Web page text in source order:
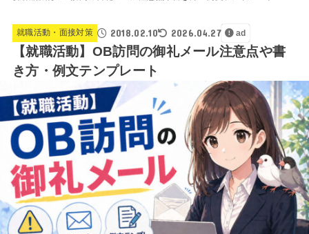
就職活動・面接対策 2018.02.10 2026.04.27 ad
【就職活動】OB訪問の御礼メール注意点や書
き方・例文テンプレート